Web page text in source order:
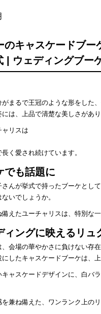
のキャスケードブ
| ウェディングブー
まるで王冠のような形をした
は、上品で清楚な美しさがあ
ャリスは
く愛され続けています。
でも話題に
さんが挙式で持ったブーケとして
いでしょうか。
えたユーチャリスは、特別な
ィングに映えるリュ
会場の華やかさに負けない存在
したキャスケードブーケは、
ャスケードデザインに、白バ
兼ね備えた、ワンランク上の